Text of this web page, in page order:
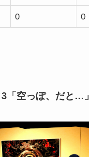
0 0
「空っぽ、だと…」